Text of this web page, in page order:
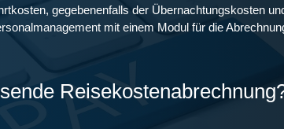
gegebenenfalls der Übernachtungskosten
mit einem Modul für die